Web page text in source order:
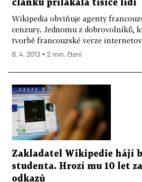
článku přilákala tisíce lidí
Wikipedia obviňuje agenty
cenzury. Jednomu z dobrovolníků,
tvorbě francouzské verze
8. 4. 2013 ▪ 2 min. čtení
Zakladatel Wikipedie hájí
studenta. Hrozí mu 10 let
odkazů